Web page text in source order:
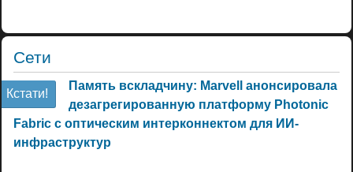
Сети
Кстати!
Память вскладчину: Marvell анонсировала
дезагрегированную платформу Photonic
Fabric с оптическим интерконнектом для ИИ-
инфраструктур